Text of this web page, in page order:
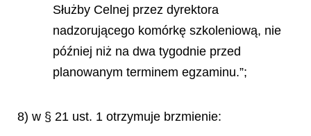
Służby Celnej przez dyrektora
nadzorującego komórkę szkoleniową, nie
później niż na dwa tygodnie przed
planowanym terminem egzaminu.”;
8) w § 21 ust. 1 otrzymuje brzmienie: